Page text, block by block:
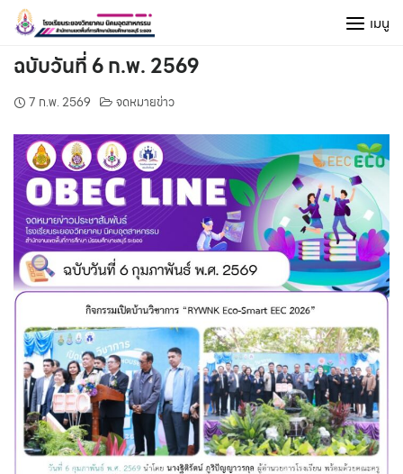
Skip
content
เมนู
ฉบับวันที่ 6 ก.พ. 2569
7 ก.พ. 2569 จดหมายข่าว